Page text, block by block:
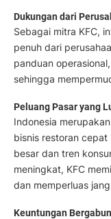
Dukungan dari
Sebagai mitra KFC,
penuh dari
panduan
sehingga
Peluang Pasar yang
Indonesia
bisnis restoran
besar dan tren
meningkat, KFC
dan memperluas
Keuntungan